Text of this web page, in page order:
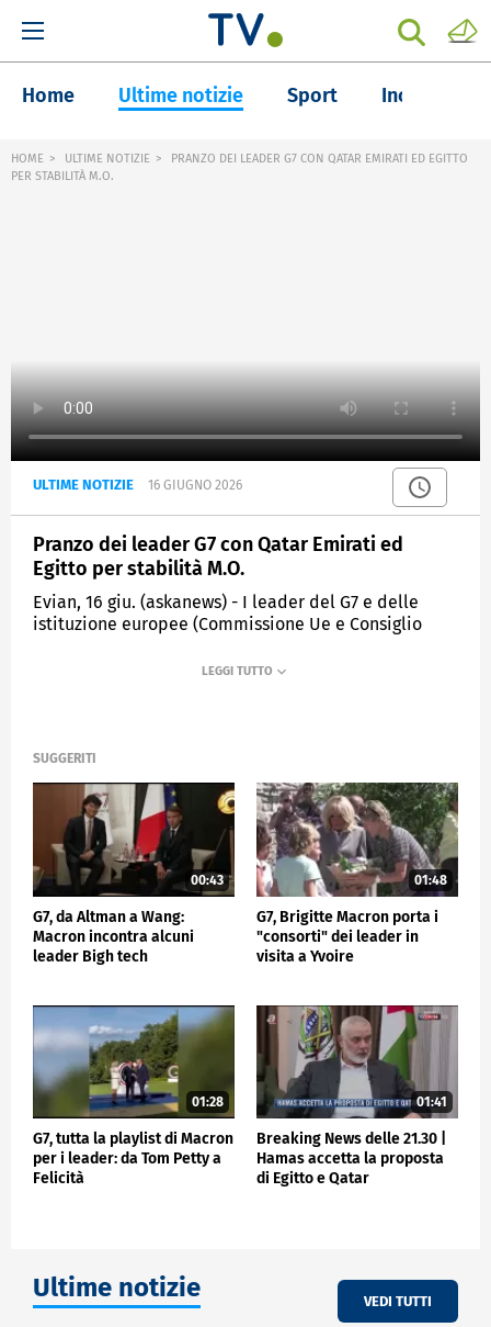
Home Ultime notizie Sport Inchieste
HOME ULTIME NOTIZIE
PRANZO DEI LEADER G7 CON QATAR EMIRATI ED EGITTO
PER STABILITÀ M.O.
ULTIME NOTIZIE 16 GIUGNO 2026
Pranzo dei leader G7 con Qatar Emirati ed
Egitto per stabilità M.O.
Evian, 16 giu. (askanews) - I leader del G7 e delle
istituzione europee (Commissione Ue e Consiglio
Qatar, Emirati Arabi Uniti ed Egitto, si sono riuniti
ESTERI
SUGGERITI
00:43
G7, da Altman a Wang:
Macron incontra alcuni
leader Bigh tech
01:48
G7, Brigitte Macron porta i
"consorti" dei leader in
visita a Yvoire
01:28
G7, tutta la playlist di Macron
per i leader: da Tom Petty a
Felicità
01:41
Breaking News delle 21.30 |
Hamas accetta la proposta
di Egitto e Qatar
Ultime notizie VEDI TUTTI